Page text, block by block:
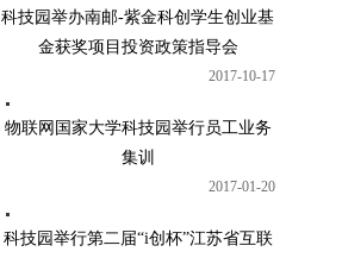
科技园举办南邮-紫金科创学生创业基
金获奖项目投资政策指导会
2017-10-17
物联网国家大学科技园举行员工业务
集训
2017-01-20
科技园举行第二届“i创杯”江苏省互联